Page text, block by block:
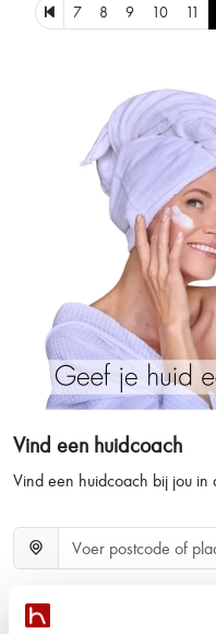
7 8 9 10 11
Vind een huidcoach
Vind een huidcoach bij jou in
hannah nieuws